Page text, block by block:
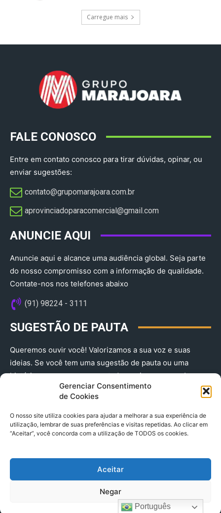
Gerenciar Consentimento
de Cookies
O nosso site utiliza cookies para ajudar a melhorar a sua experiência de
utilização, lembrar de suas preferências e visitas repetidas. Ao clicar em
“Aceitar”, você concorda com a utilização de TODOS os cookies.
Aceitar
Negar
Carregue mais
FALE CONOSCO
Entre em contato conosco para tirar dúvidas, opinar, ou
enviar sugestões:
contato@grupomarajoara.com.br
aprovinciadoparacomercial@gmail.com​
ANUNCIE AQUI
Anuncie aqui e alcance uma audiência global. Seja parte
do nosso compromisso com a informação de qualidade.
Contate-nos nos telefones abaixo
(91) 98224 - 3111
SUGESTÃO DE PAUTA
Queremos ouvir você! Valorizamos a sua voz e suas
ideias. Se você tem uma sugestão de pauta ou uma
história que merece ser contada, envie-nos agora!
(91) 98224 - 3111
© 2025 A Província do Pará CNPJ: 04.901.141/0001-36 End .
Trav. Quintino Bocaiuva 2301, Ed. Rogério Fernandez – Sala
2701- Cremação – CEP 66045.315
Português